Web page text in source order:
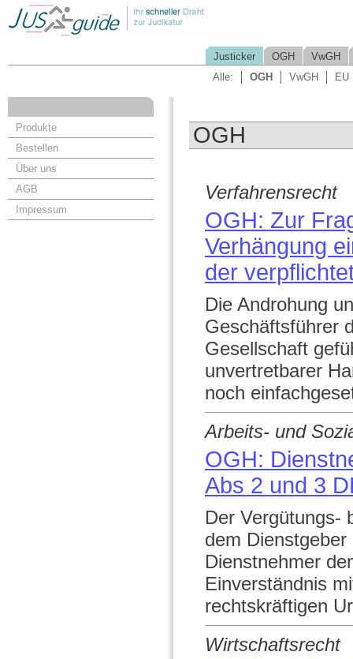
Justicker OGH
VwGH
Alle:
OGH VwGH EU
Produkte
Bestellen
Über uns
AGB
Impressum
OGH
Verfahrensrecht
OGH: Zur
Verhängung
der
Die Androhung
Geschäftsführer
Gesellschaft
unvertretbarer
noch
Arbeits- und
OGH:
Abs 2 und 3
Der Vergütungs-
dem
Dienstnehmer
Einverständnis
rechtskräftigen
Wirtschaftsrecht